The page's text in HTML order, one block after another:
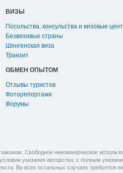
ВИЗЫ
Посольства, консульства и визовые
Безвизовые страны
Шенгенская виза
Транзит
ОБМЕН ОПЫТОМ
Отзывы туристов
Фоторепортажи
Форумы
Свободное некоммерческое
указания авторства: с полным
Во всех остальных случаях